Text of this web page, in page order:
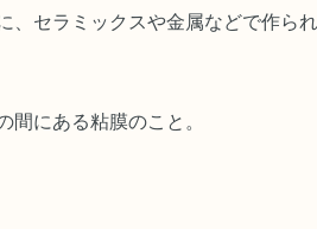
、セラミックスや金属などで作られ
間にある粘膜のこと。